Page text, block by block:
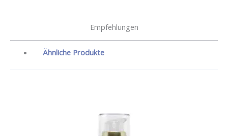
Empfehlungen
Ähnliche Produkte